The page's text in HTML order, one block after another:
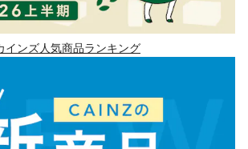
インズ人気商品ランキング